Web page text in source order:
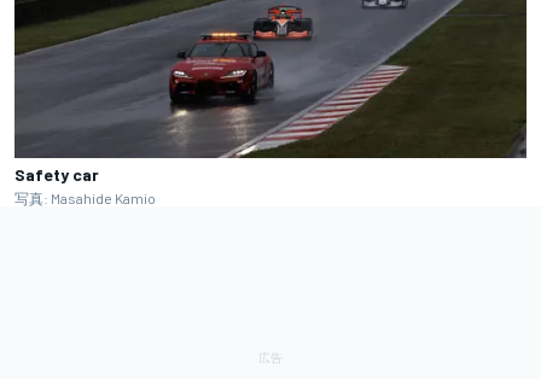
Safety car
写真: Masahide Kamio